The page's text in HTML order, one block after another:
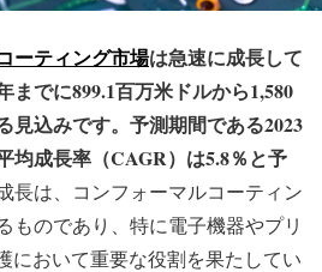
ーティング市場は急速に成長して
までに899.1百万米ドルから1,580
見込みです。予測期間である2023
均成長率（CAGR）は5.8％と予
長は、コンフォーマルコーティン
ものであり、特に電子機器やプリ
において重要な役割を果たしてい